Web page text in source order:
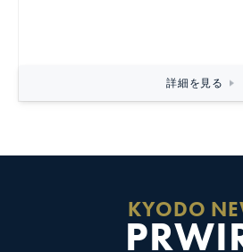
詳細を見る
KYODO